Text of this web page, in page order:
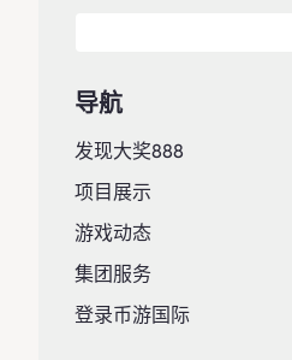
导航
发现大奖888
项目展示
游戏动态
集团服务
登录币游国际